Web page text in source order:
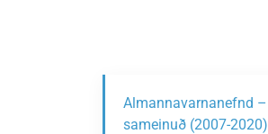
Almannavarnanefnd –
sameinuð (2007-2020)